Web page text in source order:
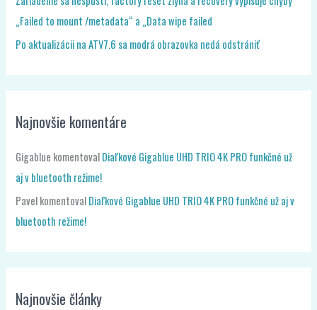
„Failed to mount /metadata“ a „Data wipe failed
Po aktualizácii na ATV7.6 sa modrá obrazovka nedá odstrániť
Najnovšie komentáre
Gigablue komentovalDiaľkové Gigablue UHD TRIO 4K PRO funkčné už
aj v bluetooth režime!
PavelkomentovalDiaľkové Gigablue UHD TRIO 4K PRO funkčné už aj v
bluetooth režime!
Najnovšie články